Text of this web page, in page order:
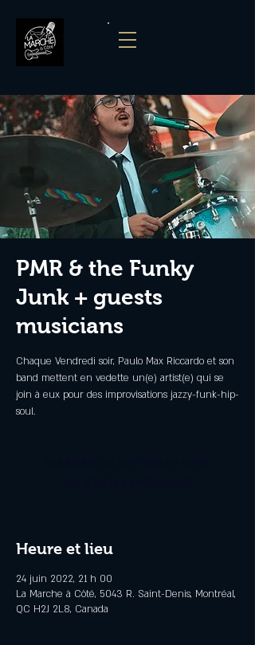
PMR & the Funky
Junk + guests
musicians
Chaque Vendredi soir, Paulo Max Riccardo et son
band mettent en vedette un(e) artist(e) qui se
join à eux pour des improvisations jazzy-funk-hip-
soul.
Heure et lieu
24 juin 2022, 21 h 00
La Marche à Côté, 5043 R. Saint-Denis, Montréal,
QC H2J 2L8, Canada